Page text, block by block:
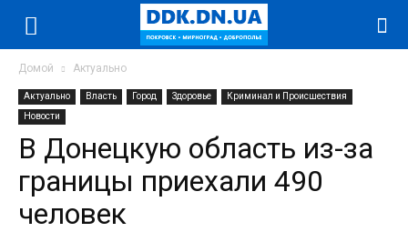
Домой Актуально
Актуально Власть Город Здоровье
Криминал и Происшествия
Новости
В Донецкую область из-за
границы приехали 490
человек